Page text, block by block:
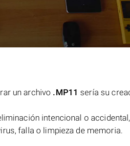
un archivo .MP11 sería su
intencional o
falla o limpieza de memoria.